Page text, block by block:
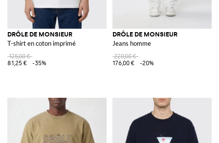
DRÔLE DE MONSIEUR
T-shirt en coton imprimé
125,00 €
81,25 €
-35%
DRÔLE DE MONSIEUR
Jeans homme
220,00 €
176,00 €
-20%